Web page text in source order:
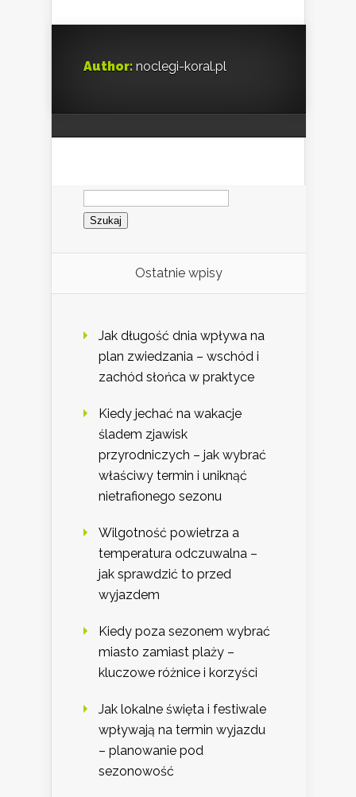
Author: noclegi-koral.pl
Szukaj:
Ostatnie wpisy
Jak długość dnia wpływa na
plan zwiedzania – wschód i
zachód słońca w praktyce
Kiedy jechać na wakacje
śladem zjawisk
przyrodniczych – jak wybrać
właściwy termin i uniknąć
nietrafionego sezonu
Wilgotność powietrza a
temperatura odczuwalna –
jak sprawdzić to przed
wyjazdem
Kiedy poza sezonem wybrać
miasto zamiast plaży –
kluczowe różnice i korzyści
Jak lokalne święta i festiwale
wpływają na termin wyjazdu
– planowanie pod
sezonowość